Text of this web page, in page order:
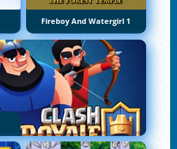
Fireboy And Watergirl 1